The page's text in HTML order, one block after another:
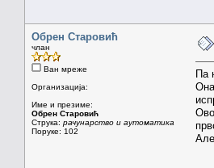
Обрен Старовић
члан
Ван мреже
Организација:
Име и презиме:
Обрен Старовић
Струка: рачунарство и аутоматика
Поруке: 102
Па